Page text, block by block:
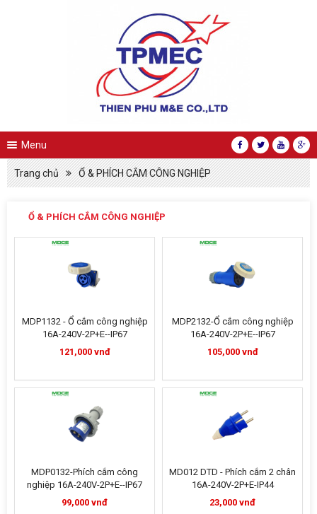
Menu
Trang chủ Ổ & PHÍCH CẮM CÔNG NGHIỆP
Ổ & PHÍCH CẮM CÔNG NGHIỆP
MDP1132 - Ổ cắm công nghiệp
16A-240V-2P+E--IP67
121,000 vnđ
MDP2132-Ổ cắm công nghiệp
16A-240V-2P+E--IP67
105,000 vnđ
MDP0132-Phích cắm công
nghiệp 16A-240V-2P+E--IP67
99,000 vnđ
MD012 DTD - Phích cắm 2 chân
16A-240V-2P+E-IP44
23,000 vnđ